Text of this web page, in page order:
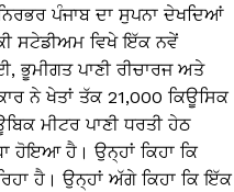
ਪੰਜਾਬ ਦਾ ਸੁਪਨਾ ਦੇਖਦਿਆਂ
ਸਟੇਡੀਅਮ ਵਿਖੇ ਇੱਕ ਨਵੇਂ
ਭੂਮੀਗਤ ਪਾਣੀ ਰੀਚਾਰਜ ਅਤੇ
ਨੇ ਖੇਤਾਂ ਤੱਕ 21,000 ਕਿਊਸਿਕ
ਮੀਟਰ ਪਾਣੀ ਧਰਤੀ ਹੇਠ
ਹੋਇਆ ਹੈ। ਉਨ੍ਹਾਂ ਕਿਹਾ ਕਿ
ਹੈ। ਉਨ੍ਹਾਂ ਅੱਗੇ ਕਿਹਾ ਕਿ ਇੱਕ